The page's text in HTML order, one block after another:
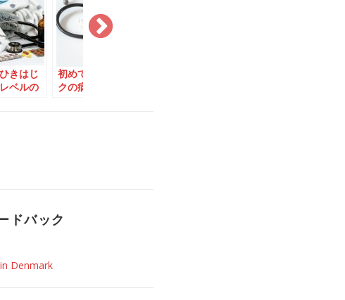
きはじ
ベルの
初めて行ったデンマー
クの病院
ドバック
Denmark